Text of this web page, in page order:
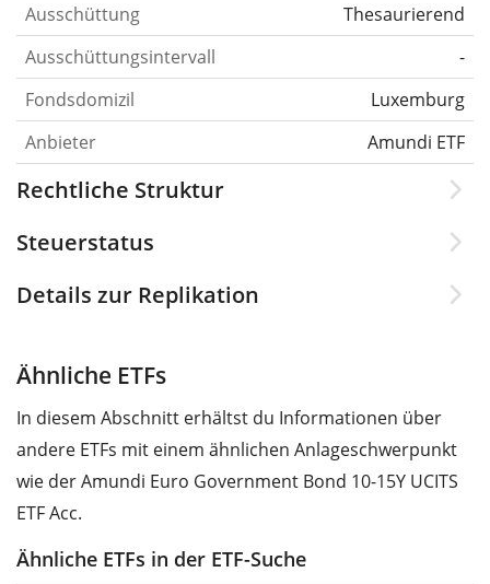
Ausschüttung
Thesaurierend
Ausschüttungsintervall
-
Fondsdomizil
Luxemburg
Anbieter
Amundi ETF
Rechtliche Struktur
Steuerstatus
Details zur Replikation
Ähnliche ETFs
In diesem Abschnitt erhältst du Informationen über
andere ETFs mit einem ähnlichen Anlageschwerpunkt
wie der Amundi Euro Government Bond 10-15Y UCITS
ETF Acc.
Ähnliche ETFs in der ETF-Suche